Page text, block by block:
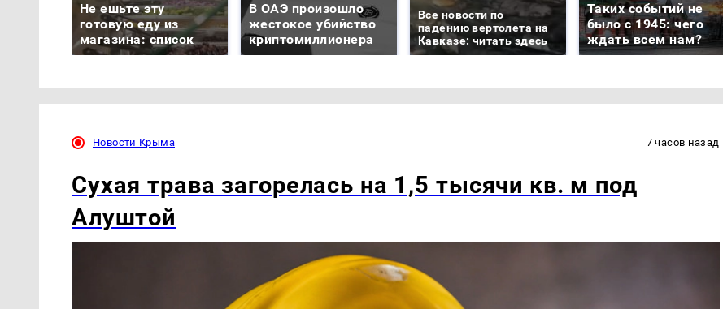
Не ешьте эту
готовую еду из
магазина: список
В ОАЭ произошло
жестокое убийство
криптомиллионера
Все новости по
падению вертолета на
Кавказе: читать здесь
Таких событий не
было с 1945: чего
ждать всем нам?
Новости Крыма 7 часов назад
Сухая трава загорелась на 1,5 тысячи кв. м под
Алуштой